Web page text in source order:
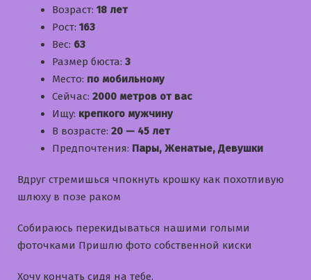
Возраст: 18 лет
Рост: 163
Вес: 63
Размер бюста: 3
Место: по мобильному
Сейчас: 2000 метров от вас
Ищу: крепкого мужчину
В возрасте: 20 — 45 лет
Предпочтения: Пары, Женатые, Девушки
Вдруг стремишься чпокнуть крошку как похотливую
шлюху в позе раком
Собираюсь перекидываться нашими голыми
фоточками Пришлю фото собственной киски
Хочу кончать сидя на тебе.